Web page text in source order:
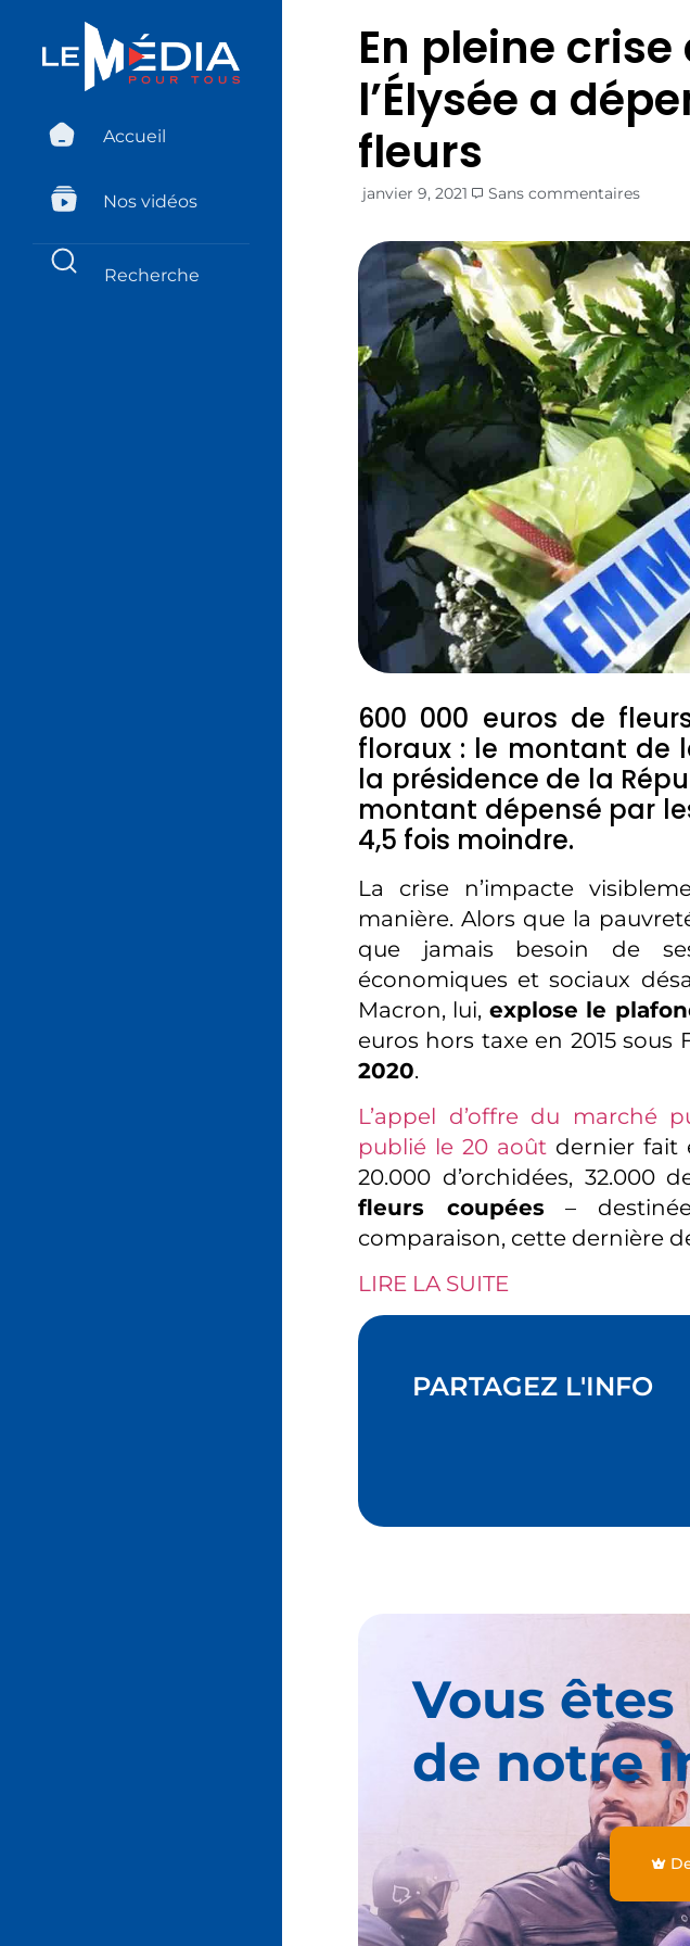
Accueil
Nos vidéos
En pleine
l’Élysée a
fleurs
janvier 9, 2021 Sans commentaires
600 000 euros de
floraux : le montant de
la présidence de la
montant dépensé par
4,5 fois moindre.
La crise n’impacte
manière. Alors que la
que jamais besoin de
économiques et sociaux
Macron, lui, explose le
euros hors taxe en 2015 sous
2020.
L’appel d’offre du marché
publié le 20 août dernier fait
20.000 d’orchidées, 32.000
fleurs coupées –
comparaison, cette dernière
LIRE LA SUITE
PARTAGEZ L'INFO
Vous
de notre